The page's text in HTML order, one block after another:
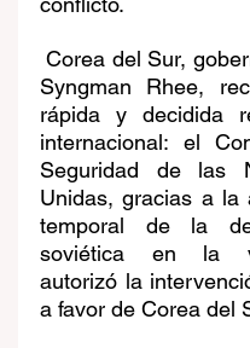
Corea del Sur, gobernada por
Syngman Rhee,
rápida y decidida
internacional: el
Seguridad de las
Unidas, gracias a la
temporal de la
soviética en la
autorizó la
a favor de Corea del